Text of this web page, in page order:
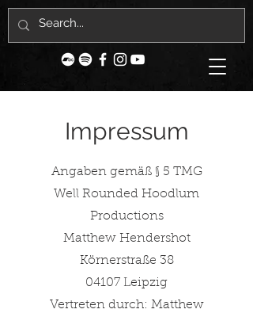
Impressum
Angaben gemäß § 5 TMG
Well Rounded Hoodlum
Productions
Matthew Hendershot
Körnerstraße 38
04107 Leipzig
Vertreten durch: Matthew